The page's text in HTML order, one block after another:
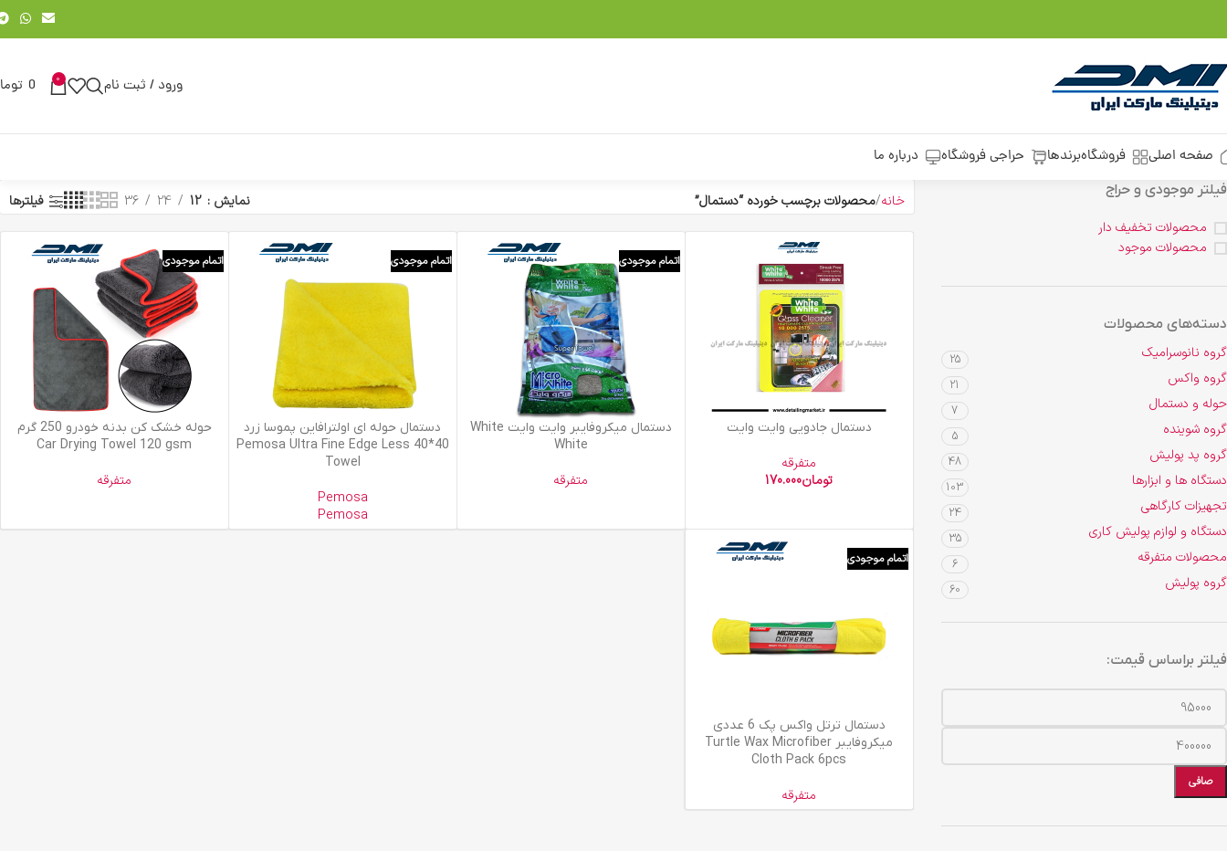
ورود / ثبت نام 0
0
صفحه اصلی فروشگاهبرندها حراجی فروشگاه درباره ما
فیلتر موجودی و حراج
محصولات تخفیف دار
محصولات موجود
دسته‌های محصولات
گروه نانوسرامیک 25
گروه واکس 21
حوله و دستمال 7
گروه شوینده 5
گروه پد پولیش 48
دستگاه ها و ابزارها 103
تجهیزات کارگاهی 24
دستگاه و لوازم پولیش کاری 35
محصولات متفرقه 6
گروه پولیش 60
فیلتر براساس قیمت:
صافی
خانه محصولات برچسب خورده “دستمال” نمایش 12
24
36 فیلترها
افزودن به سبد خرید
دستمال جادویی وایت وایت
متفرقه
تومان170.000
اتمام موجودی
اطلاعات بیشتر
دستمال میکروفایبر وایت وایت White
White
متفرقه
اتمام موجودی
اطلاعات بیشتر
دستمال حوله ای اولترافاین پموسا زرد
40*40 Pemosa Ultra Fine Edge Less
Towel
Pemosa
Pemosa
اتمام موجودی
اطلاعات بیشتر
حوله خشک کن بدنه خودرو 250 گرم
Car Drying Towel 120 gsm
متفرقه
اتمام موجودی
اطلاعات بیشتر
دستمال ترتل واکس پک 6 عددی
میکروفایبر Turtle Wax Microfiber
Cloth Pack 6pcs
متفرقه